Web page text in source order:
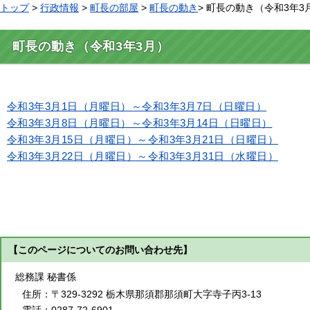
トップ> 行政情報 > 町長の部屋 > 町長の動き> 町長の動き（令和3年3
町長の動き（令和3年3月）
令和3年3月1日（月曜日）～令和3年3月7日（日曜日）
令和3年3月8日（月曜日）～令和3年3月14日（日曜日）
令和3年3月15日（月曜日）～令和3年3月21日（日曜日）
令和3年3月22日（月曜日）～令和3年3月31日（水曜日）
【このページについてのお問い合わせ先】
総務課 秘書係
住所： 〒329-3292 栃木県那須郡那須町大字寺子丙3-13